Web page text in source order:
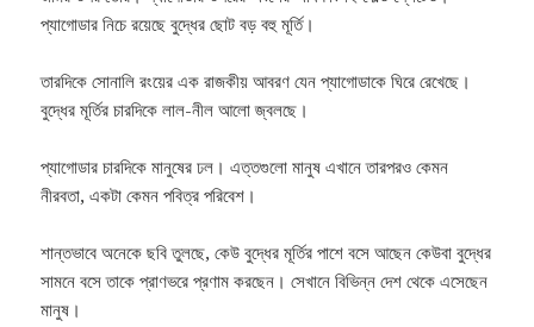
প্যাগোডার নিচে রয়েছে বুদ্ধের ছোট বড় বহু মূর্তি।
তারদিকে সোনালি রংয়ের এক রাজকীয় আবরণ যেন প্যাগোডাকে ঘিরে রেখেছে।
বুদ্ধের মূর্তির চারদিকে লাল-নীল আলো জ্বলছে।
প্যাগোডার চারদিকে মানুষের ঢল। এত্তগুলো মানুষ এখানে তারপরও কেমন
নীরবতা, একটা কেমন পবিত্র পরিবেশ।
শান্তভাবে অনেকে ছবি তুলছে, কেউ বুদ্ধের মূর্তির পাশে বসে আছেন কেউবা বুদ্ধের
সামনে বসে তাকে প্রাণভরে প্রণাম করছেন। সেখানে বিভিন্ন দেশ থেকে এসেছেন
মানুষ।